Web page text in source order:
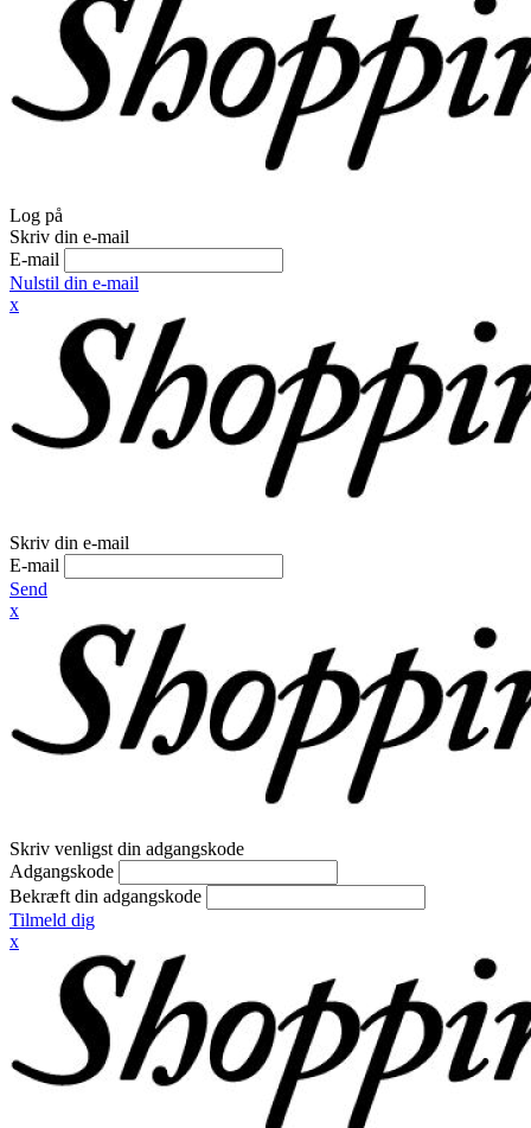
Log på
Skriv din e-mail
E-mail
Nulstil din e-mail
x
Skriv din e-mail
E-mail
Send
x
Skriv venligst din adgangskode
Adgangskode
Bekræft din adgangskode
Tilmeld dig
x